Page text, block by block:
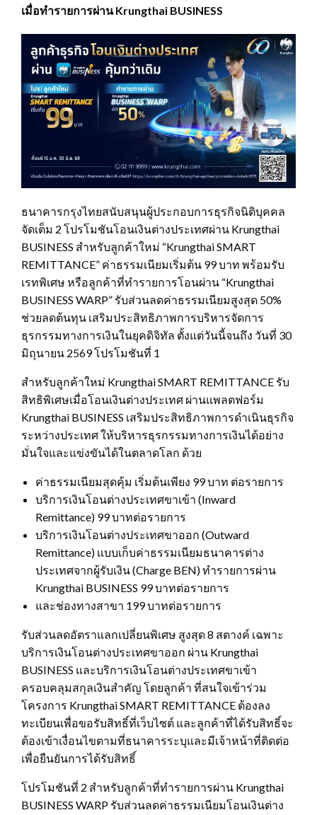
เมื่อทำรายการผ่าน Krungthai BUSINESS
ธนาคารกรุงไทยสนับสนุนผู้ประกอบการธุรกิจนิติบุคคล
จัดเต็ม 2 โปรโมชันโอนเงินต่างประเทศผ่าน Krungthai
BUSINESS สำหรับลูกค้าใหม่ “Krungthai SMART
REMITTANCE” ค่าธรรมเนียมเริ่มต้น 99 บาท พร้อมรับ
เรทพิเศษ หรือลูกค้าที่ทำรายการโอนผ่าน “Krungthai
BUSINESS WARP” รับส่วนลดค่าธรรมเนียมสูงสุด 50%
ช่วยลดต้นทุน เสริมประสิทธิภาพการบริหารจัดการ
ธุรกรรมทางการเงินในยุคดิจิทัล ตั้งแต่วันนี้จนถึง วันที่ 30
มิถุนายน 2569 โปรโมชันที่ 1
สำหรับลูกค้าใหม่ Krungthai SMART REMITTANCE รับ
สิทธิพิเศษเมื่อโอนเงินต่างประเทศ ผ่านแพลตฟอร์ม
Krungthai BUSINESS เสริมประสิทธิภาพการดำเนินธุรกิจ
ระหว่างประเทศ ให้บริหารธุรกรรมทางการเงินได้อย่าง
มั่นใจและแข่งขันได้ในตลาดโลก ด้วย
ค่าธรรมเนียมสุดคุ้ม เริ่มต้นเพียง 99 บาท ต่อรายการ
บริการเงินโอนต่างประเทศขาเข้า (Inward
Remittance) 99 บาทต่อรายการ
บริการเงินโอนต่างประเทศขาออก (Outward
Remittance) แบบเก็บค่าธรรมเนียมธนาคารต่าง
ประเทศจากผู้รับเงิน (Charge BEN) ทำรายการผ่าน
Krungthai BUSINESS 99 บาทต่อรายการ
และช่องทางสาขา 199 บาทต่อรายการ
รับส่วนลดอัตราแลกเปลี่ยนพิเศษ สูงสุด 8 สตางค์ เฉพาะ
บริการเงินโอนต่างประเทศขาออก ผ่าน Krungthai
BUSINESS และบริการเงินโอนต่างประเทศขาเข้า
ครอบคลุมสกุลเงินสำคัญ โดยลูกค้า ที่สนใจเข้าร่วม
โครงการ Krungthai SMART REMITTANCE ต้องลง
ทะเบียนเพื่อขอรับสิทธิ์ที่เว็บไซต์ และลูกค้าที่ได้รับสิทธิ์จะ
ต้องเข้าเงื่อนไขตามที่ธนาคารระบุและมีเจ้าหน้าที่ติดต่อ
เพื่อยืนยันการได้รับสิทธิ์
โปรโมชันที่ 2 สำหรับลูกค้าที่ทำรายการผ่าน Krungthai
BUSINESS WARP รับส่วนลดค่าธรรมเนียมโอนเงินต่าง